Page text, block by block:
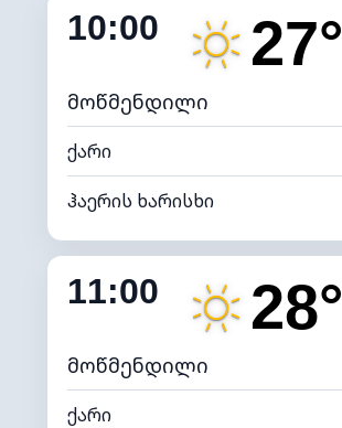
ნამის წერტილი
განათების ინდექსი
10:00 27°
მოწმენდილი
ქარი
ჰაერის ხარისხი
შიდა ტენიანობა
ნამის წერტილი
განათების ინდექსი
11:00 28°
მოწმენდილი
ქარი